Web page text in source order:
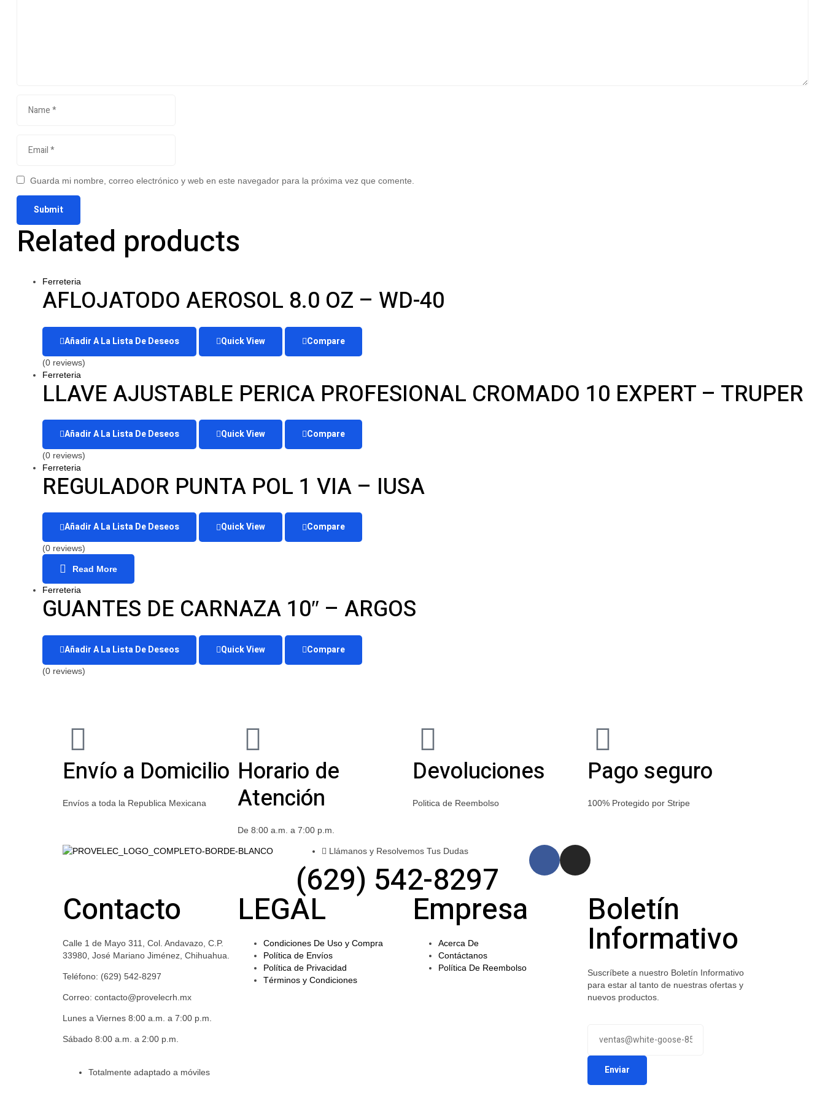
Guarda mi nombre, correo electrónico y web en este navegador para la próxima vez que comente.
Related products
Ferreteria
AFLOJATODO AEROSOL 8.0 OZ – WD-40
Añadir A La Lista De Deseos Quick View Compare
(0 reviews)
Ferreteria
LLAVE AJUSTABLE PERICA PROFESIONAL CROMADO 10 EXPERT – TRUPER
Añadir A La Lista De Deseos Quick View Compare
(0 reviews)
Ferreteria
REGULADOR PUNTA POL 1 VIA – IUSA
Añadir A La Lista De Deseos Quick View Compare
(0 reviews)
Read More
Ferreteria
GUANTES DE CARNAZA 10″ – ARGOS
Añadir A La Lista De Deseos Quick View Compare
(0 reviews)
Envío a Domicilio
Envíos a toda la Republica Mexicana
Horario de
Atención
De 8:00 a.m. a 7:00 p.m.
Devoluciones
Politica de Reembolso
Pago seguro
100% Protegido por Stripe
Llámanos y Resolvemos Tus Dudas
(629) 542-8297
Contacto
Calle 1 de Mayo 311, Col. Andavazo, C.P.
33980, José Mariano Jiménez, Chihuahua.
Teléfono: (629) 542-8297
Correo: contacto@provelecrh.mx
Lunes a Viernes 8:00 a.m. a 7:00 p.m.
Sábado 8:00 a.m. a 2:00 p.m.
Totalmente adaptado a móviles
LEGAL
Condiciones De Uso y Compra
Política de Envíos
Política de Privacidad
Términos y Condiciones
Empresa
Acerca De
Contáctanos
Política De Reembolso
Boletín
Informativo
Suscríbete a nuestro Boletín Informativo
para estar al tanto de nuestras ofertas y
nuevos productos.